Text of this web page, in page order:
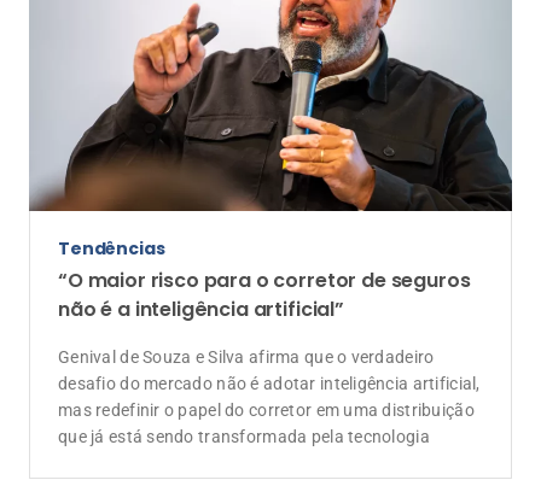
Tendências
“O maior risco para o corretor de seguros
não é a inteligência artificial”
Genival de Souza e Silva afirma que o verdadeiro
desafio do mercado não é adotar inteligência artificial,
mas redefinir o papel do corretor em uma distribuição
que já está sendo transformada pela tecnologia